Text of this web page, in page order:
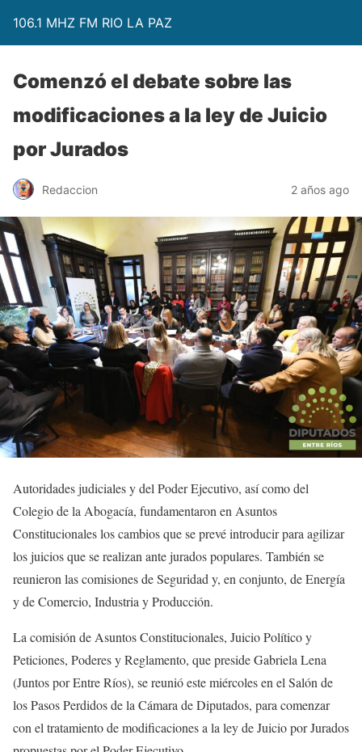
106.1 MHZ FM RIO LA PAZ
Comenzó el debate sobre las
modificaciones a la ley de Juicio
por Jurados
Redaccion 2 años ago
Autoridades judiciales y del Poder Ejecutivo, así como del
Colegio de la Abogacía, fundamentaron en Asuntos
Constitucionales los cambios que se prevé introducir para agilizar
los juicios que se realizan ante jurados populares. También se
reunieron las comisiones de Seguridad y, en conjunto, de Energía
y de Comercio, Industria y Producción.
La comisión de Asuntos Constitucionales, Juicio Político y
Peticiones, Poderes y Reglamento, que preside Gabriela Lena
(Juntos por Entre Ríos), se reunió este miércoles en el Salón de
los Pasos Perdidos de la Cámara de Diputados, para comenzar
con el tratamiento de modificaciones a la ley de Juicio por Jurados